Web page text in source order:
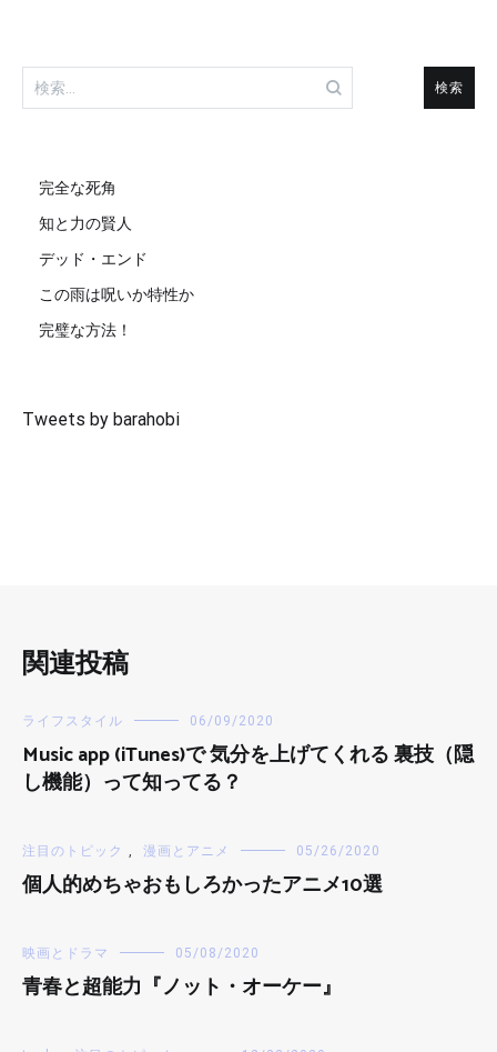
検
索:
完全な死角
知と力の賢人
デッド・エンド
この雨は呪いか特性か
完璧な方法！
Tweets by barahobi
関連投稿
ライフスタイル 06/09/2020
Music app (iTunes)で 気分を上げてくれる 裏技（隠
し機能）って知ってる？
注目のトピック , 漫画とアニメ 05/26/2020
個人的めちゃおもしろかったアニメ10選
映画とドラマ 05/08/2020
青春と超能力『ノット・オーケー』